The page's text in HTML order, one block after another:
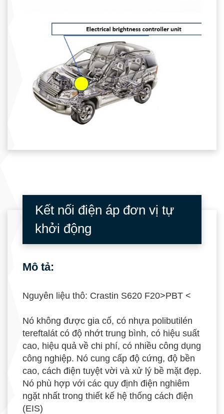
Kết nối điện áp đơn vị tự
khởi động
Mô tả:
Nguyên liệu thô: Crastin S620 F20>PBT <
Nó không được gia cố, có nhựa polibutilén
tereftalát có độ nhớt trung bình, có hiệu suất
cao, hiệu quả về chi phí, có nhiều công dụng
công nghiệp. Nó cung cấp độ cứng, độ bền
cao, cách điện tuyệt vời và xử lý bề mặt đẹp.
Nó phù hợp với các quy định điện nghiêm
ngặt nhất trong thiết kế hệ thống cách điện
(EIS)